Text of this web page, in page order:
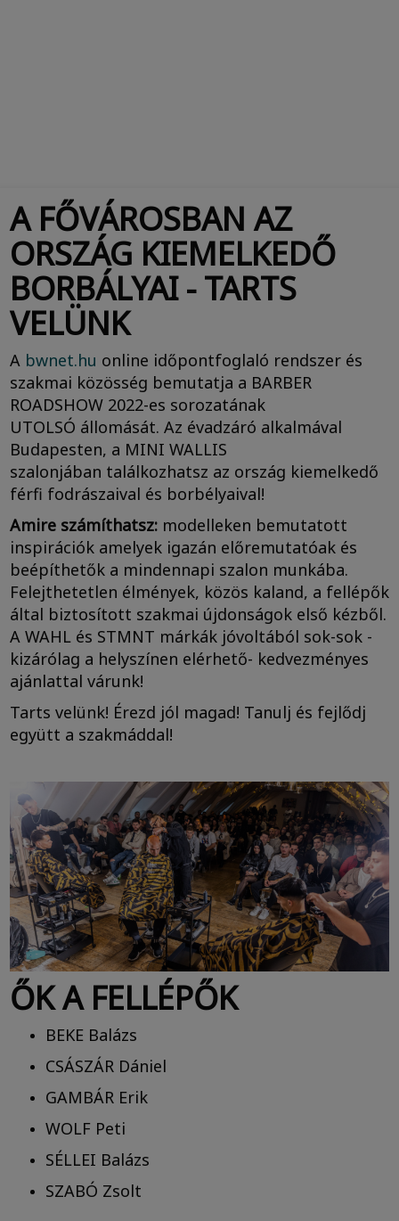
A FŐVÁROSBAN AZ
ORSZÁG KIEMELKEDŐ
BORBÁLYAI - TARTS
VELÜNK
A bwnet.hu online időpontfoglaló rendszer és
szakmai közösség bemutatja a BARBER
ROADSHOW 2022-es sorozatának
UTOLSÓ állomását. Az évadzáró alkalmával
Budapesten, a MINI WALLIS
szalonjában találkozhatsz az ország kiemelkedő
férfi fodrászaival és borbélyaival!
Amire számíthatsz: modelleken bemutatott
inspirációk amelyek igazán előremutatóak és
beépíthetők a mindennapi szalon munkába.
Felejthetetlen élmények, közös kaland, a fellépők
által biztosított szakmai újdonságok első kézből.
A WAHL és STMNT márkák jóvoltából sok-sok -
kizárólag a helyszínen elérhető- kedvezményes
ajánlattal várunk!
Tarts velünk! Érezd jól magad! Tanulj és fejlődj
együtt a szakmáddal!
ŐK A FELLÉPŐK
BEKE Balázs
CSÁSZÁR Dániel
GAMBÁR Erik
WOLF Peti
SÉLLEI Balázs
SZABÓ Zsolt